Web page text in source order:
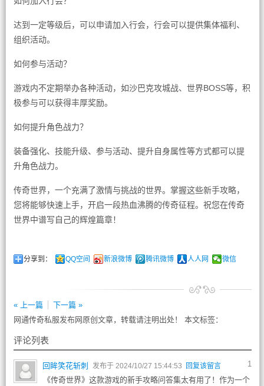
达到一定等级后，可以申请加入行会，行会可以提供集体福利、
组织活动。
如何参与活动？
游戏内不定期举办各种活动，如沙巴克攻城战、世界BOSS等，积
极参与可以获得丰厚奖励。
如何提升角色战力？
装备强化、技能升级、参与活动、提升自身属性等方式都可以提
升角色战力。
传奇世界，一个充满了激情与挑战的世界。掌握这些新手攻略，
您将能够快速上手，开启一段热血沸腾的传奇征程。祝您在传奇
世界中谱写自己的辉煌篇章！
分享到： QQ空间 新浪微博 腾讯微博 人人网 微信
« 上一篇
下一篇 »
网通传奇私服发布网原创文章，转载请注明出处！ 本文标签：
评论列表
1
回眸笑花斩刺 发布于 2024/10/27 15:44:53 回复该留言
《传奇世界》这款游戏的新手攻略问答集太有用了！作为一个